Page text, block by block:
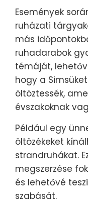
Események
ruházati
más
ruhadarabok
témáját,
hogy a
öltöztessék,
évszakoknak
Például egy
öltözékeket
strandruhákat.
megszerzése
és lehetővé
szabását.